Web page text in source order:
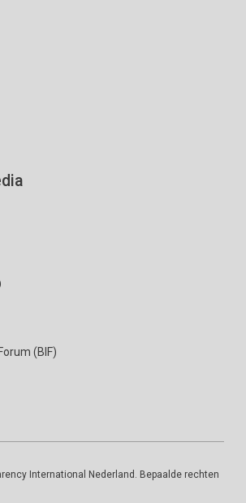
(BIF)
International Nederland. Bepaalde rechten